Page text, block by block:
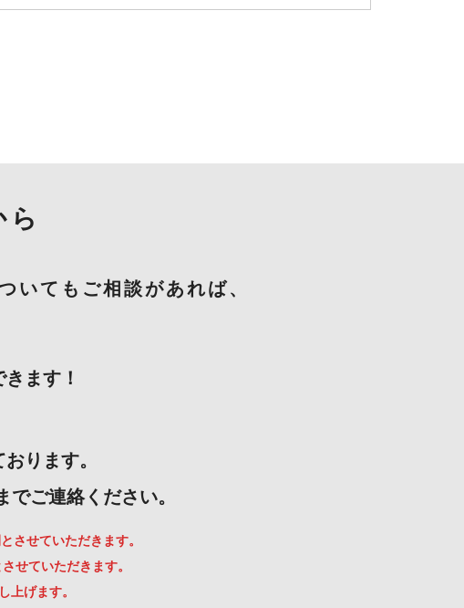
てもご相談があれば、
ます！
ります。
ご連絡ください。
させていただきます。
せていただきます。
げます。